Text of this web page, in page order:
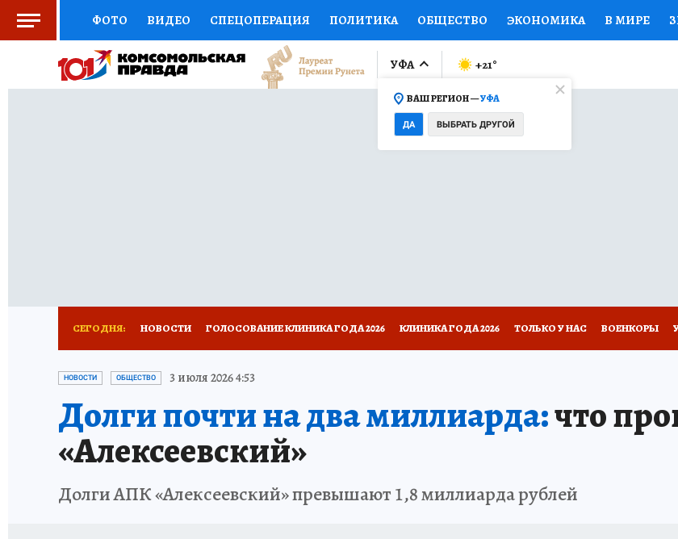
ФОТО ВИДЕО СПЕЦОПЕРАЦИЯ ПОЛИТИКА ОБЩЕСТВО ЭКОНОМИКА В МИРЕ
СОЦПОДДЕРЖКА НАУКА СПОРТ КОЛУМНИСТЫ ПРОИСШЕСТВИЯ
ОТКРЫВАЕМ МИР
ПРОМОКОДЫ СЕРИАЛЫ
УФА
ВАШ РЕГИОН —УФА
ДА ВЫБРАТЬ ДРУГОЙ
+21°
СЕГОДНЯ: НОВОСТИ ГОЛОСОВАНИЕ КЛИНИКА ГОДА 2026 КЛИНИКА ГОДА 2026 ТОЛЬКО У НАС ВОЕНКОРЫ
ЗАПОВЕДНАЯ РОССИЯ
НОВОСТИ ОБЩЕСТВО 3 июля 2026 4:53
Долги почти на два миллиарда:что
«Алексеевский»
Долги АПК «Алексеевский» превышают 1,8 миллиарда рублей